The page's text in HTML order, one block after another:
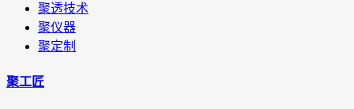
聚透技术
聚仪器
聚定制
聚工匠